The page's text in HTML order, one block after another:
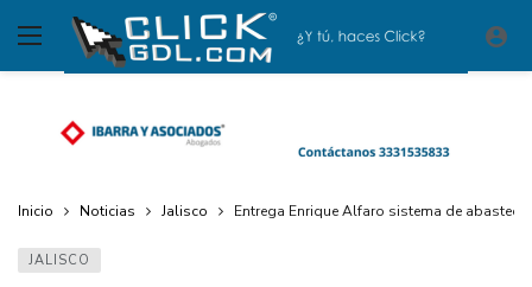
Inicio Noticias Jalisco Entrega Enrique Alfaro sistema de
JALISCO